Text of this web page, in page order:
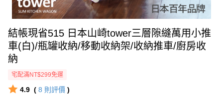
結帳現省515 日本山崎tower三層隙縫萬用小推
車(白)/瓶罐收納/移動收納架/收納推車/廚房收
納
宅配滿NT$299免運
4.9 ( 8 則評價 )